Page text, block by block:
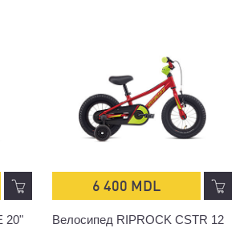
20"
6 400 MDL
Велосипед RIPROCK CSTR 12